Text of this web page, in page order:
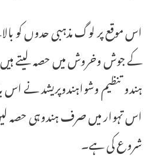
اس موقع پر لوگ مذہبی حدوں کو
کے جوش وخروش میں حصہ لیتے ہیں۔
ہندو تنظیم وشواہندوپریشد نے
اس تہوار میں صرف ہندوہی حصہ
شروع کی ہے۔